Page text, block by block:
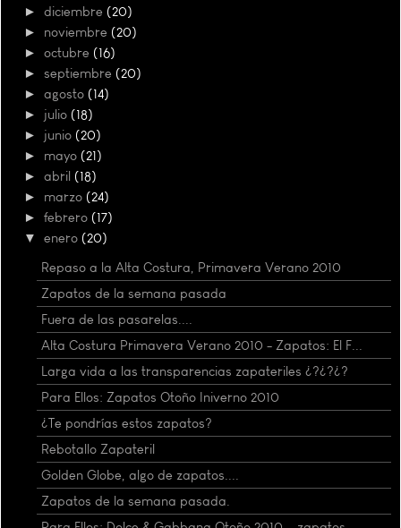
► diciembre (20)
► noviembre (20)
► octubre (16)
► septiembre (20)
► agosto (14)
► julio (18)
► junio (20)
► mayo (21)
► abril (18)
► marzo (24)
► febrero (17)
▼ enero (20)
Repaso a la Alta Costura, Primavera Verano 2010
Zapatos de la semana pasada
Fuera de las pasarelas....
Alta Costura Primavera Verano 2010 - Zapatos: El F...
Larga vida a las transparencias zapateriles ¿?¿?¿?
Para Ellos: Zapatos Otoño Iniverno 2010
¿Te pondrías estos zapatos?
Rebotallo Zapateril
Golden Globe, algo de zapatos....
Zapatos de la semana pasada.